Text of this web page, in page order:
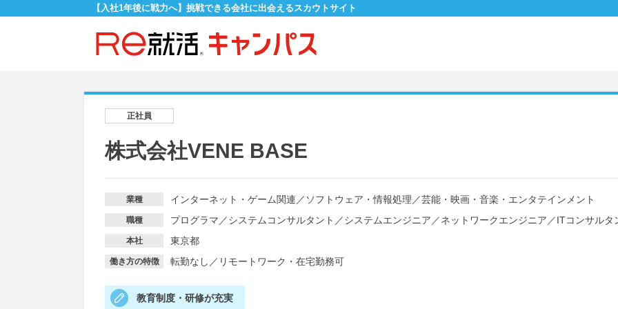
【入社1年後に戦力へ】挑戦できる会社に出会えるスカウトサイト
正社員
株式会社VENE BASE
業種 インターネット・ゲーム関連 ／ ソフトウェア・情報処理 ／芸能・映画・音楽・エンタテインメント
職種 プログラマ ／システムコンサルタント ／システムエンジニア ／ネットワークエンジニア ／ITコンサルタ
本社 東京都
働き方の特徴 転勤なし ／ リモートワーク・在宅勤務可
教育制度・研修が充実